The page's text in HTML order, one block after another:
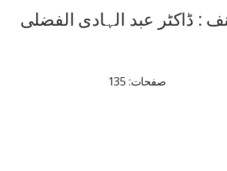
: ڈاکٹر عبد الہادی الفضلی
صفحات: 135